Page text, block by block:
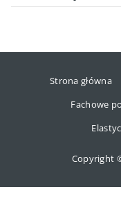
Strona główna
Fachowe
Copyright